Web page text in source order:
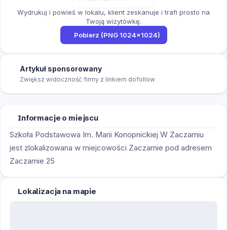
Wydrukuj i powieś w lokalu, klient zeskanuje i trafi prosto na
Twoją wizytówkę.
Pobierz (PNG 1024×1024)
Artykuł sponsorowany
Zwiększ widoczność firmy z linkiem dofollow
Informacje o miejscu
Szkoła Podstawowa Im. Marii Konopnickiej W Zaczarniu
jest zlokalizowana w miejcowości Zaczarnie pod adresem
Zaczarnie 25
Lokalizacja na mapie